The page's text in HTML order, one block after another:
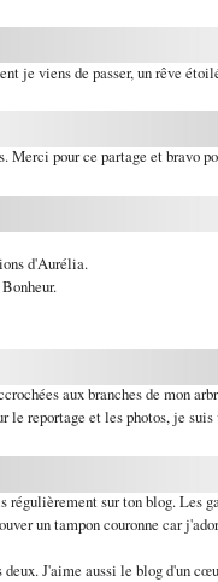
je viens de passer, un rêve
Merci pour ce partage et bravo
d'Aurélia.
aux branches de mon
le reportage et les photos, je
sur ton blog. Les
un tampon couronne car
J'aime aussi le blog d'un